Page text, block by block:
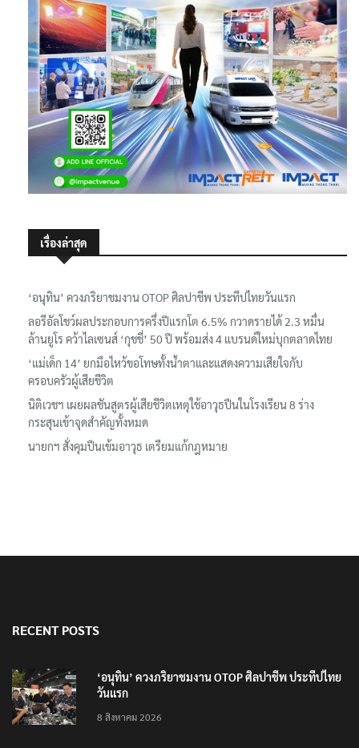
เรื่องล่าสุด
‘อนุทิน’ ควงภริยาชมงาน OTOP ศิลปาชีพ ประทีปไทยวันแรก
ลอรีอัลโชว์ผลประกอบการครึ่งปีแรกโต 6.5% กวาดรายได้ 2.3 หมื่น
ล้านยูโร คว้าไลเซนส์ ‘กุชชี่’ 50 ปี พร้อมส่ง 4 แบรนด์ใหม่บุกตลาดไทย
‘แม่เด็ก 14’ ยกมือไหว้ขอโทษทั้งน้ำตาและแสดงความเสียใจกับ
ครอบครัวผู้เสียชีวิต
นิติเวชฯ เผยผลชันสูตรผู้เสียชีวิตเหตุใช้อาวุธปืนในโรงเรียน 8 ร่าง
กระสุนเข้าจุดสำคัญทั้งหมด
นายกฯ สั่งคุมปืนเข้มอาวุธ เตรียมแก้กฎหมาย
RECENT POSTS
‘อนุทิน’ ควงภริยาชมงาน OTOP ศิลปาชีพ ประทีปไทย
วันแรก
8 สิงหาคม 2026